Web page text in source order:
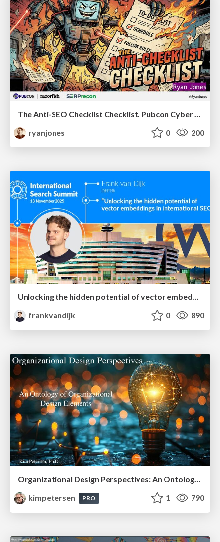
ryanjones
0 200
Unlocking the hidden potential of vector embeddings in international SEO
frankvandijk
0 890
Organizational Design Perspectives: An Ontology of Organizational Design Elements
kimpetersen
PRO 1 790